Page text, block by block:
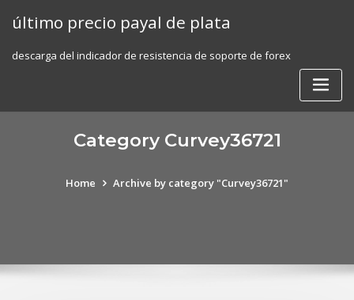
último precio payal de plata
descarga del indicador de resistencia de soporte de forex
Category Curvey36721
Home Archive by category "Curvey36721"